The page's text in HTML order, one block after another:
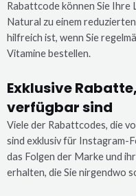
Rabattcode können Sie Ihre
Natural zu einem
hilfreich ist, wenn Sie
Vitamine bestellen.
Exklusive
verfügbar sind
Viele der Rabattcodes, die
sind exklusiv für Instagram-
das Folgen der Marke und
erhalten, die Sie nirgendwo